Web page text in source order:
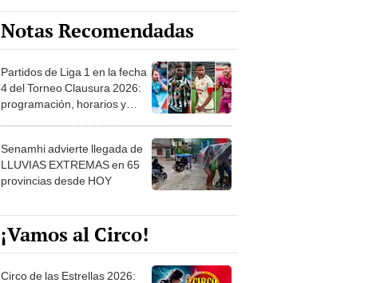
Notas Recomendadas
Partidos de Liga 1 en la fecha
4 del Torneo Clausura 2026:
programación, horarios y
Senamhi advierte llegada de
LLUVIAS EXTREMAS en 65
provincias desde HOY
¡Vamos al Circo!
Circo de las Estrellas 2026: